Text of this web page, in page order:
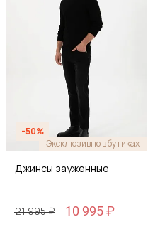
-50%
Эксклюзивно в бутиках
Джинсы зауженные
21 995 ₽ 10 995 ₽